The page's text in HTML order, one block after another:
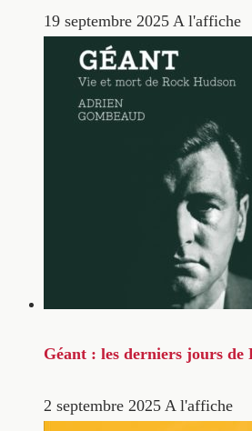
19 septembre 2025 A l'affiche
Géant : les derniers jours de
2 septembre 2025 A l'affiche